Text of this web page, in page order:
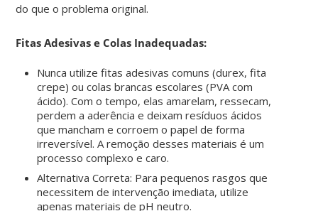
do que o problema original.
Fitas Adesivas e Colas Inadequadas:
Nunca utilize fitas adesivas comuns (durex, fita
crepe) ou colas brancas escolares (PVA com
ácido). Com o tempo, elas amarelam, ressecam,
perdem a aderência e deixam resíduos ácidos
que mancham e corroem o papel de forma
irreversível. A remoção desses materiais é um
processo complexo e caro.
Alternativa Correta: Para pequenos rasgos que
necessitem de intervenção imediata, utilize
apenas materiais de pH neutro.